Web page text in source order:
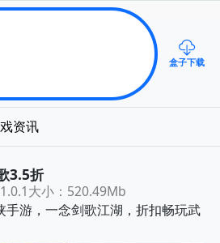
盒子下载
资讯
3.5折
大小：520.49Mb
手游，一念剑歌江湖，折扣畅玩武